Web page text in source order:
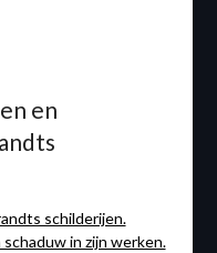
en
schilderijen.
in zijn werken.